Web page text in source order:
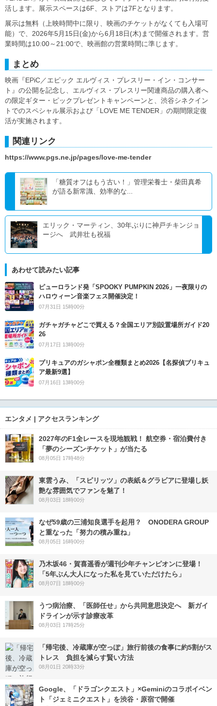
活します。展示スペースは6F、ストアは7Fとなります。
展示は無料（上映時間中に限り、映画のチケットがなくても入場可
能）で、2026年5月15日(金)から6月18日(木)まで開催されます。営
業時間は10:00～21:00で、映画館の営業時間に準じます。
まとめ
映画『EPiC／エピック エルヴィス・プレスリー・イン・コンサー
ト』の公開を記念し、エルヴィス・プレスリー関連商品の購入者へ
の限定ギター・ピックプレゼントキャンペーンと、渋谷シネクイン
トでのスペシャル展示および「LOVE ME TENDER」の期間限定復
活が実施されます。
関連リンク
https://www.pgs.ne.jp/pages/love-me-tender
「糖質オフはもう古い！」管理栄養士・柴田真希
が語る新常識、効率的な...
エリック・マーティン、30年ぶりに神戸チキンジョ
ージへ 武井壮も祝福
あわせて読みたい記事
ピューロランド発「SPOOKY PUMPKIN 2026」一夜限りの
ハロウィーン音楽フェス開催決定！
07月31日 15時00分
ガチャガチャどこで買える？全国エリア別設置場所ガイド20
26
07月17日 13時00分
プリキュアのガシャポン全種類まとめ2026【名探偵プリキュ
ア最新9選】
07月16日 13時00分
エンタメ | アクセスランキング
2027年のF1全レースを現地観戦！ 航空券・宿泊費付き
「夢のシーズンチケット」が当たる
08月05日 17時48分
東雲うみ、「スピリッツ」の表紙＆グラビアに登場し妖
艶な雰囲気でファンを魅了！
08月03日 18時00分
なぜ59歳の三浦知良選手を起用？ ONODERA GROUP
と重なった「努力の積み重ね」
08月05日 16時00分
乃木坂46・賀喜遥香が週刊少年チャンピオンに登場！
「5年ぶん大人になった私を見ていただけたら」
08月07日 18時00分
うつ病治療、「医師任せ」から共同意思決定へ 新ガイ
ドラインが示す診療改革
08月03日 17時25分
「帰宅後、冷蔵庫が空っぽ」旅行前後の食事に約5割がス
トレス 負担を減らす賢い方法
08月01日 20時33分
Google、「ドラゴンクエスト」×Geminiのコラボイベン
ト「ジェミニクエスト」を渋谷・原宿で開催